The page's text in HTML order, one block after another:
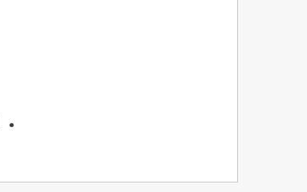
.